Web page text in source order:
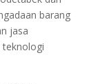
barang
jasa
teknologi